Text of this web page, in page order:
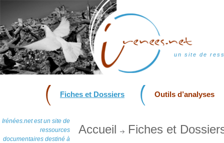
un site de
Fiches et Dossiers Outils d’analyses
Irénées.net est un site de
ressources
documentaires destiné à
Accueil Fiches et